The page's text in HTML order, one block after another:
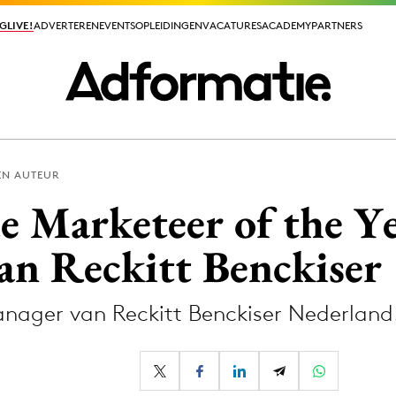
ADVERTERENEVENTSOPLEIDINGENVACATURESACADEMYPARTNERS
ADVERTERENEVENTSOPLEIDINGENVACATURESACADEMYPARTNERS
Media
AUTEUR
Marketeer of the
Reckitt Benckiser
van Reckitt Benckiser